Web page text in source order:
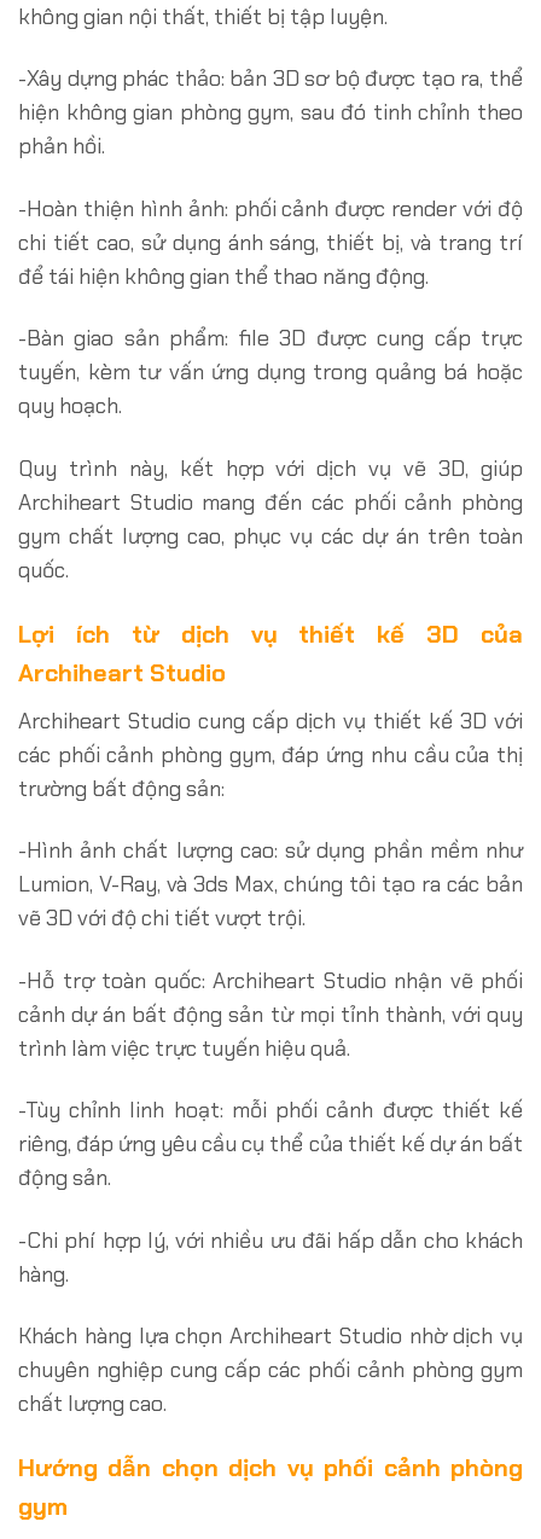
không gian nội thất, thiết bị tập luyện.
-Xây dựng phác thảo: bản 3D sơ bộ được tạo ra, thể
hiện không gian phòng gym, sau đó tinh chỉnh theo
phản hồi.
-Hoàn thiện hình ảnh: phối cảnh được render với độ
chi tiết cao, sử dụng ánh sáng, thiết bị, và trang trí
để tái hiện không gian thể thao năng động.
-Bàn giao sản phẩm: file 3D được cung cấp trực
tuyến, kèm tư vấn ứng dụng trong quảng bá hoặc
quy hoạch.
Quy trình này, kết hợp với dịch vụ vẽ 3D, giúp
Archiheart Studio mang đến các phối cảnh phòng
gym chất lượng cao, phục vụ các dự án trên toàn
quốc.
Lợi ích từ dịch vụ thiết kế 3D của
Archiheart Studio
Archiheart Studio cung cấp dịch vụ thiết kế 3D với
các phối cảnh phòng gym, đáp ứng nhu cầu của thị
trường bất động sản:
-Hình ảnh chất lượng cao: sử dụng phần mềm như
Lumion, V-Ray, và 3ds Max, chúng tôi tạo ra các bản
vẽ 3D với độ chi tiết vượt trội.
-Hỗ trợ toàn quốc: Archiheart Studio nhận vẽ phối
cảnh dự án bất động sản từ mọi tỉnh thành, với quy
trình làm việc trực tuyến hiệu quả.
-Tùy chỉnh linh hoạt: mỗi phối cảnh được thiết kế
riêng, đáp ứng yêu cầu cụ thể của thiết kế dự án bất
động sản.
-Chi phí hợp lý, với nhiều ưu đãi hấp dẫn cho khách
hàng.
Khách hàng lựa chọn Archiheart Studio nhờ dịch vụ
chuyên nghiệp cung cấp các phối cảnh phòng gym
chất lượng cao.
Hướng dẫn chọn dịch vụ phối cảnh phòng
gym